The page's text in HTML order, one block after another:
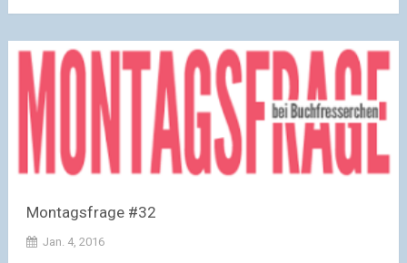
Montagsfrage #32
Jan. 4, 2016